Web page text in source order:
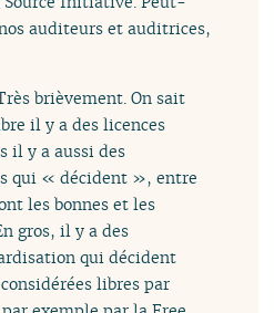
auditeurs et auditrices,
brièvement. On sait
il y a des licences
il y a aussi des
qui « décident », entre
les bonnes et les
gros, il y a des
qui décident
libres par